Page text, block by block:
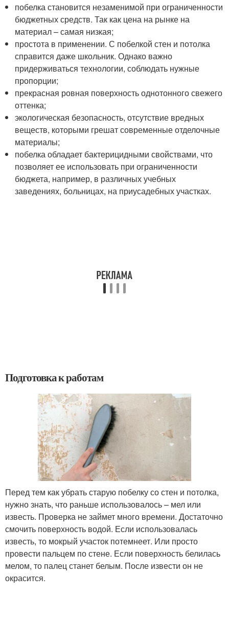
побелка становится незаменимой при ограниченности
бюджетных средств. Так как цена на рынке на
материал – самая низкая;
простота в применении. С побелкой стен и потолка
справится даже школьник. Однако важно
придерживаться технологии, соблюдать нужные
пропорции;
прекрасная ровная поверхность однотонного свежего
оттенка;
экологическая безопасность, отсутствие вредных
веществ, которыми грешат современные отделочные
материалы;
побелка обладает бактерицидными свойствами, что
позволяет ее использовать при ограниченности
бюджета, например, в различных учебных
заведениях, больницах, на приусадебных участках.
Подготовка к работам
Перед тем как убрать старую побелку со стен и потолка,
нужно знать, что раньше использовалось – мел или
известь. Проверка не займет много времени. Достаточно
смочить поверхность водой. Если использовалась
известь, то мокрый участок потемнеет. Или просто
провести пальцем по стене. Если поверхность белилась
мелом, то палец станет белым. После извести он не
окрасится.